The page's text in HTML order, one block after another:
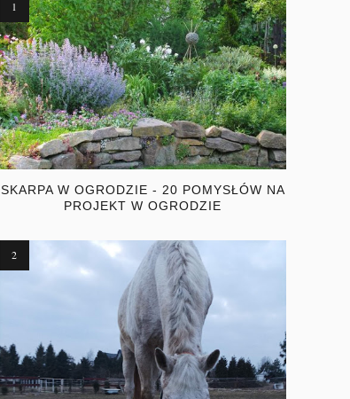
SKARPA W OGRODZIE - 20 POMYSŁÓW NA
PROJEKT W OGRODZIE